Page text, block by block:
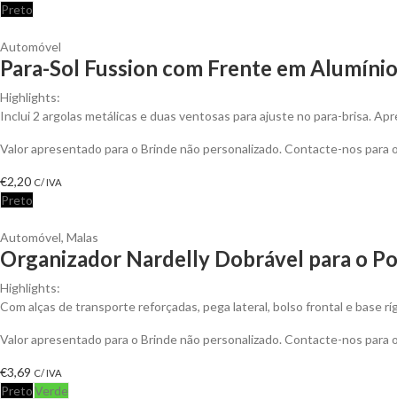
Preto
Automóvel
Para-Sol Fussion com Frente em
Highlights:
Inclui 2 argolas metálicas e duas ventosas para ajuste no para-brisa.
Valor apresentado para o Brinde não personalizado. Contacte-nos
€2,20 C/ IVA
Preto
Automóvel, Malas
Organizador Nardelly Dobrável para o
Highlights:
Com alças de transporte reforçadas, pega lateral, bolso frontal e base
Valor apresentado para o Brinde não personalizado. Contacte-nos
€3,69 C/ IVA
PretoVerde